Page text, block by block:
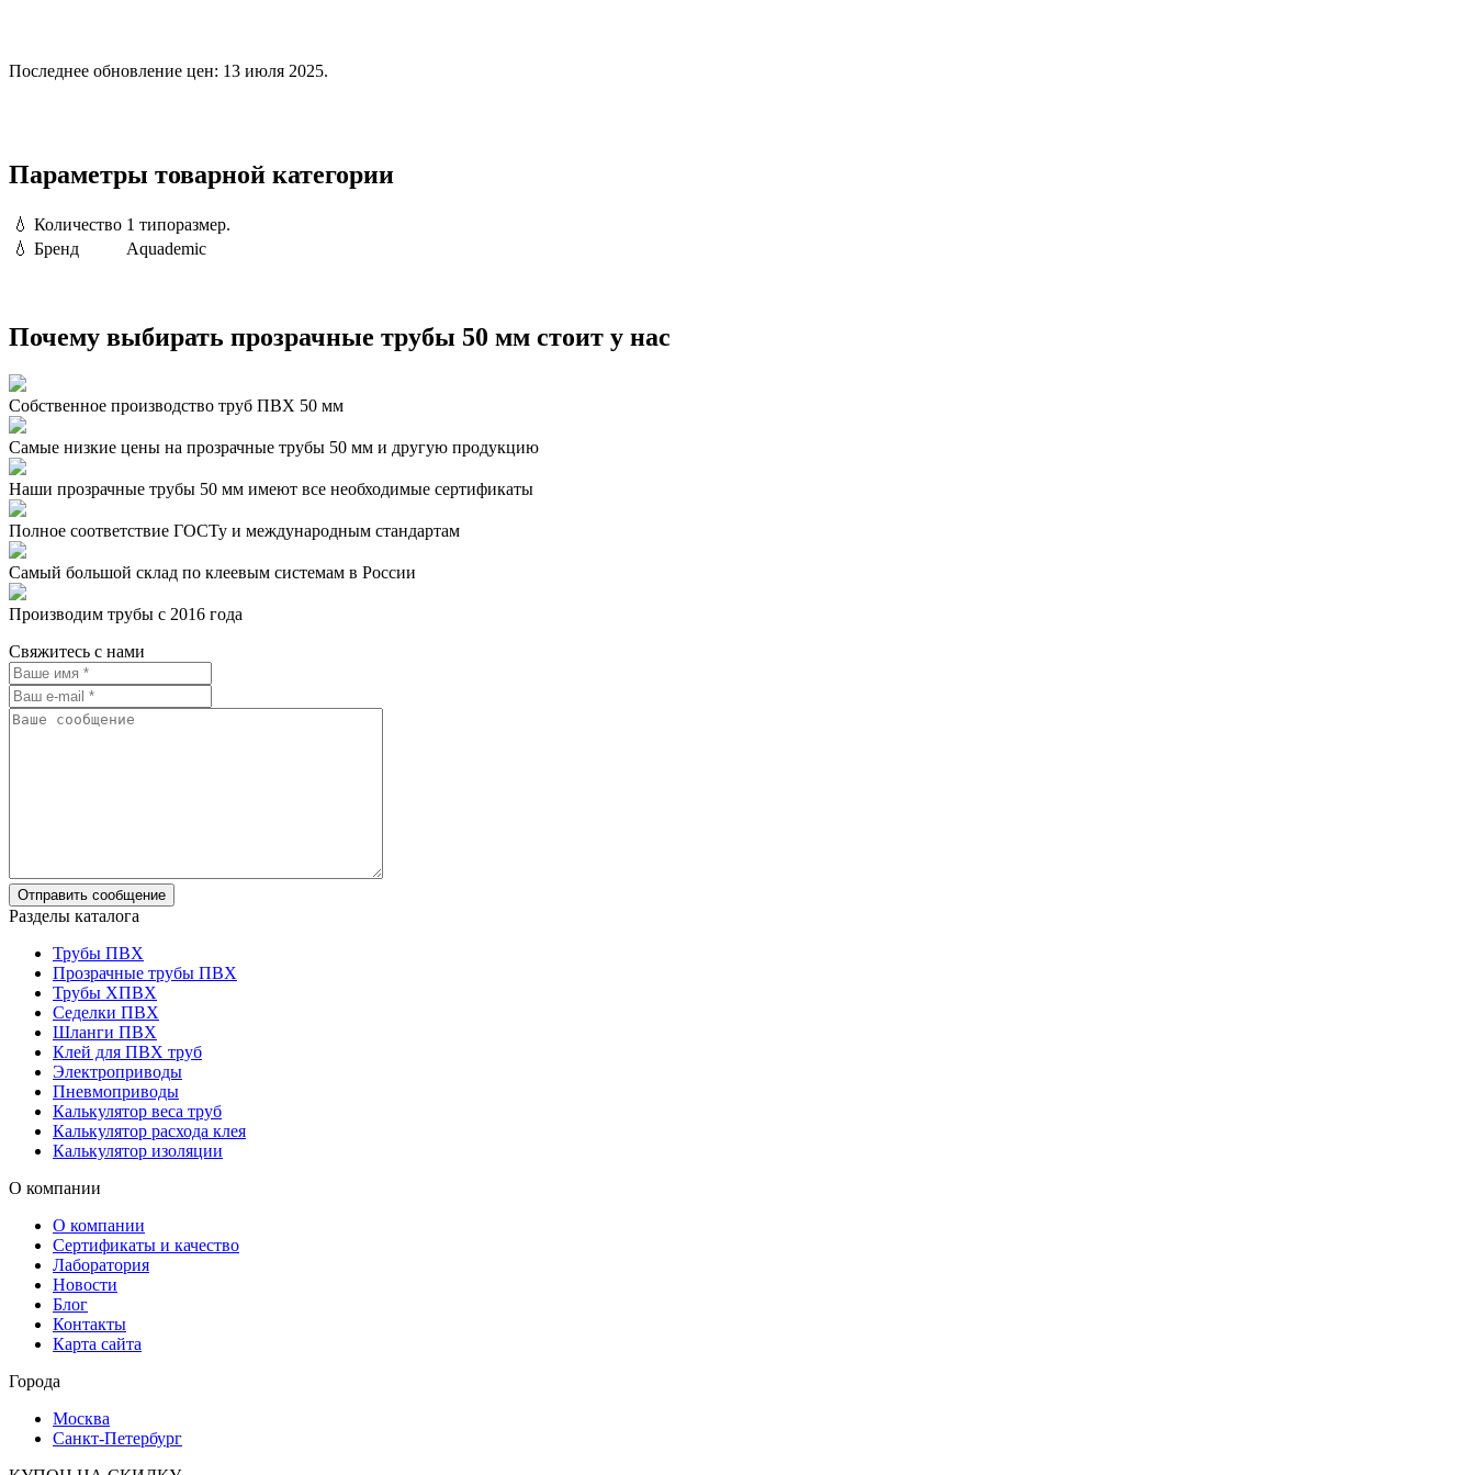
Последнее обновление цен: 13 июля 2025.
Параметры товарной категории
💧 Количество 1 типоразмер.
💧 Бренд Aquademic
Почему выбирать прозрачные трубы 50 мм стоит у нас
Собственное производство труб ПВХ 50 мм
Самые низкие цены на прозрачные трубы 50 мм и другую продукцию
Наши прозрачные трубы 50 мм имеют все необходимые сертификаты
Полное соответствие ГОСТу и международным стандартам
Самый большой склад по клеевым системам в России
Производим трубы с 2016 года
Свяжитесь с нами
Разделы каталога
Трубы ПВХ
Прозрачные трубы ПВХ
Трубы ХПВХ
Седелки ПВХ
Шланги ПВХ
Клей для ПВХ труб
Электроприводы
Пневмоприводы
Калькулятор веса труб
Калькулятор расхода клея
Калькулятор изоляции
О компании
О компании
Сертификаты и качество
Лаборатория
Новости
Блог
Контакты
Карта сайта
Города
Москва
Санкт-Петербург